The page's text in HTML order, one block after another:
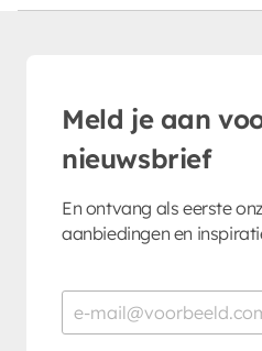
Meld je aan
nieuwsbrief
En ontvang als eerste
aanbiedingen en